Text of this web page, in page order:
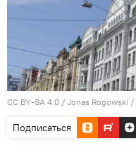
CC BY-SA 4.0 / Jonas Rogowski /
Подписаться